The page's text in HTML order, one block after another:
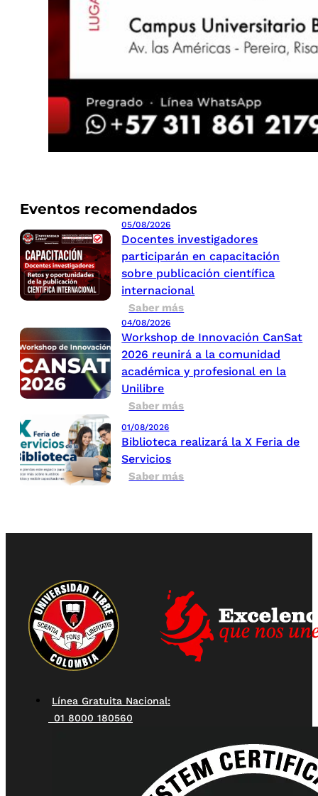
Eventos recomendados
05/08/2026
Docentes investigadores
participarán en capacitación
sobre publicación científica
internacional
Saber más
04/08/2026
Workshop de Innovación CanSat
2026 reunirá a la comunidad
académica y profesional en la
Unilibre
Saber más
01/08/2026
Biblioteca realizará la X Feria de
Servicios
Saber más
Línea Gratuita Nacional:
01 8000 180560